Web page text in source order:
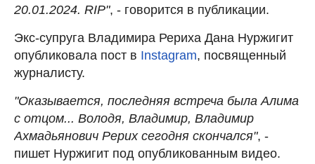
20.01.2024. RIP", - говорится в публикации.
Экс-супруга Владимира Рериха Дана Нуржигит
опубликовала пост в Instagram, посвященный
журналисту.
"Оказывается, последняя встреча была Алима
с отцом... Володя, Владимир, Владимир
Ахмадьянович Рерих сегодня скончался", -
пишет Нуржигит под опубликованным видео.